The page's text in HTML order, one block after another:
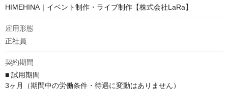
HIMEHINA｜イベント制作・ライブ制作【株式会社LaRa】
雇用形態
正社員
契約期間
■ 試用期間
3ヶ月（期間中の労働条件・待遇に変動はありません）